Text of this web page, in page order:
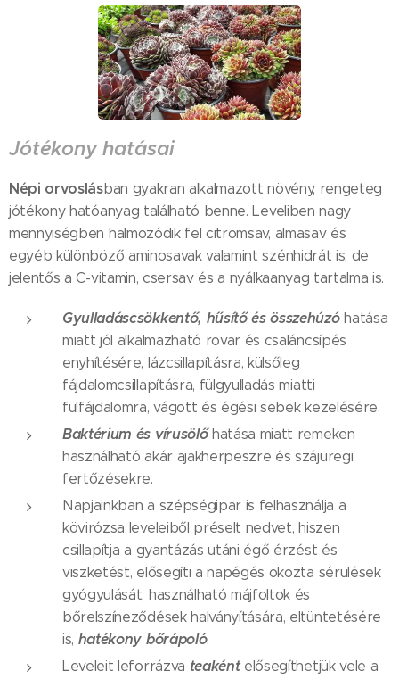
Jótékony hatásai
Népi orvoslásban gyakran alkalmazott növény, rengeteg
jótékony hatóanyag található benne. Leveliben nagy
mennyiségben halmozódik fel citromsav, almasav és
egyéb különböző aminosavak valamint szénhidrát is, de
jelentős a C-vitamin, csersav és a nyálkaanyag tartalma is.
Gyulladáscsökkentő, hűsítő és összehúzóhatása
miatt jól alkalmazható rovar és csaláncsípés
enyhítésére, lázcsillapításra, külsőleg
fájdalomcsillapításra, fülgyulladás miatti
fülfájdalomra, vágott és égési sebek kezelésére.
Baktérium és vírusölőhatása miatt remeken
használható akár ajakherpeszre és szájüregi
fertőzésekre.
Napjainkban a szépségipar is felhasználja a
kövirózsa leveleiből préselt nedvet, hiszen
csillapítja a gyantázás utáni égő érzést és
viszketést, elősegíti a napégés okozta sérülések
gyógyulását, használható májfoltok és
bőrelszíneződések halványítására, eltüntetésére
is, hatékony bőrápoló.
Leveleit leforrázva teakéntelősegíthetjük vele a